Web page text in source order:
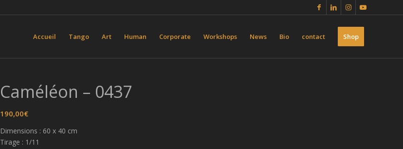
Accueil Tango Art Human Corporate Workshops News Bio contact Shop
Caméléon – 0437
190,00€
Dimensions : 60 x 40 cm
Tirage : 1/11